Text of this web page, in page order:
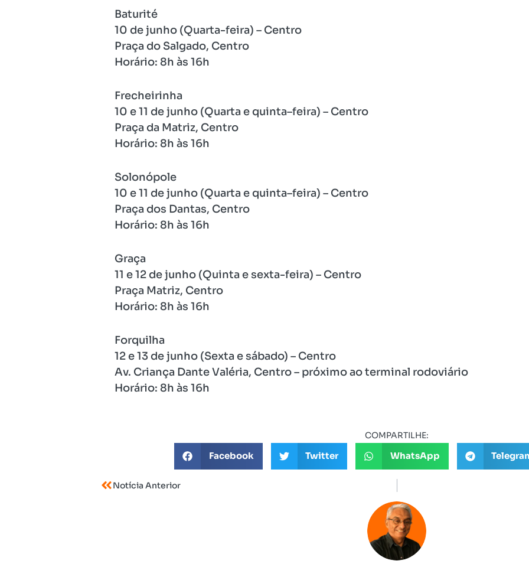
Baturité
10 de junho (Quarta-feira) – Centro
Praça do Salgado, Centro
Horário: 8h às 16h
Frecheirinha
10 e 11 de junho (Quarta e quinta–feira) – Centro
Praça da Matriz, Centro
Horário: 8h às 16h
Solonópole
10 e 11 de junho (Quarta e quinta–feira) – Centro
Praça dos Dantas, Centro
Horário: 8h às 16h
Graça
11 e 12 de junho (Quinta e sexta-feira) – Centro
Praça Matriz, Centro
Horário: 8h às 16h
Forquilha
12 e 13 de junho (Sexta e sábado) – Centro
Av. Criança Dante Valéria, Centro – próximo ao terminal rodoviário
Horário: 8h às 16h
COMPARTILHE:
Facebook Twitter WhatsApp
Notícia Anterior